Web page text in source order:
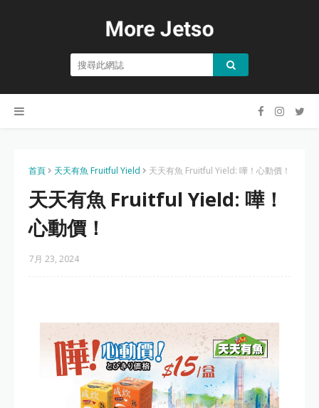
首頁 天天有魚 Fruitful Yield 天天有魚 Fruitful Yield: 嘩！心動價！
天天有魚 Fruitful Yield: 嘩！
心動價！
7月 23, 2024